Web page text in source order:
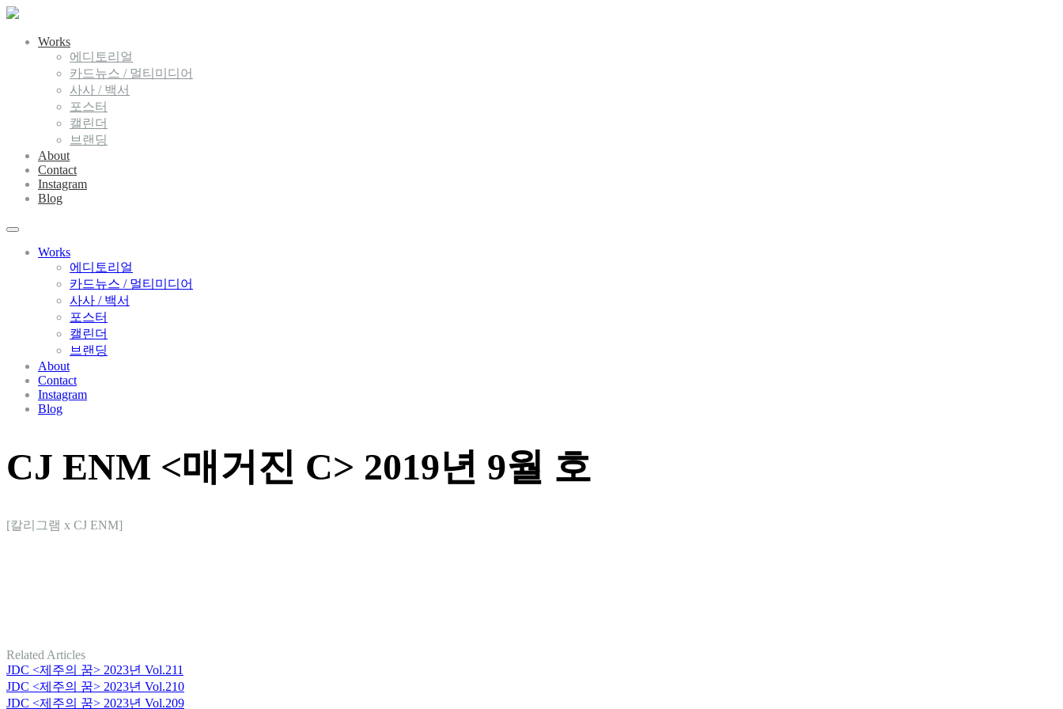
Works
에디토리얼
카드뉴스 / 멀티미디어
사사 / 백서
포스터
캘린더
브랜딩
About
Contact
Instagram
Blog
Works
에디토리얼
카드뉴스 / 멀티미디어
사사 / 백서
포스터
캘린더
브랜딩
About
Contact
Instagram
Blog
CJ ENM <매거진 C> 2019년 9월 호
[칼리그램 x CJ ENM]
Related Articles
JDC <제주의 꿈> 2023년 Vol.211
JDC <제주의 꿈> 2023년 Vol.210
JDC <제주의 꿈> 2023년 Vol.209